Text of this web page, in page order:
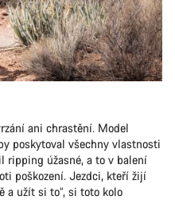
ani chrastění. Model
poskytoval všechny vlastnosti
ripping úžasné, a to v balení
poškození. Jezdci, kteří žijí
a užít si to“, si toto kolo